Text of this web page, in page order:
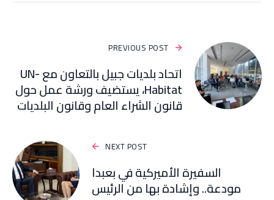
PREVIOUS POST
اتحاد بلديات جبيل بالتعاون مع UN-
Habitat، يستضيف ورشة عمل حول
قانون الشراء العام وقانون البلديات
NEXT POST
السفيرة الأميركية في بعبدا
مودعة.. وإشادة بها من الرئيس